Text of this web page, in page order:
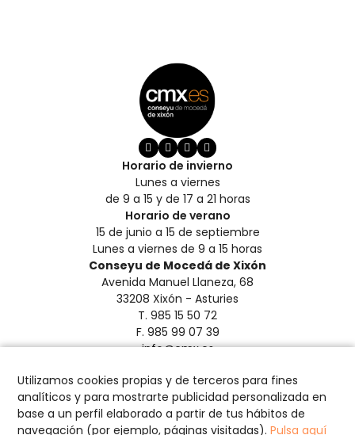
Conseyu de Mocedá de Xixón
Avenida Manuel Llaneza, 68
33208 Xixón - Asturies
T. 985 15 50 72
F. 985 99 07 39
info@cmx.es
Créditos
Política de Cookies
Configurar cookies
Horario de invierno
Lunes a viernes
de 9 a 15 y de 17 a 21 horas
Horario de verano
15 de junio a 15 de septiembre
Lunes a viernes de 9 a 15 horas
Utilizamos cookies propias y de terceros para fines
analíticos y para mostrarte publicidad personalizada en
base a un perfil elaborado a partir de tus hábitos de
navegación (por ejemplo, páginas visitadas). Pulsa aquí